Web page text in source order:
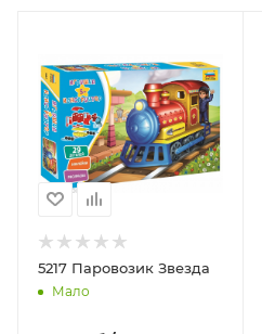
5217 Паровозик Звезда
Мало